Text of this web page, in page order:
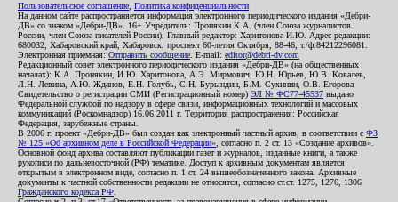
Пользовательское соглашение Политика конфиденциальности
На данном сайте распространяется информация электронного периодического издания «Дебри-
ДВ» со знаком «Дебри-ДВ». 16+ Учредитель: Пронякин К.А. (член Союза журналистов
России, член Союза писателей России). Главный редактор: Харитонова И.Ю. Адрес редакции:
680032, Хабаровский край, Хабаровск, проспект 60-летия Октября, 88-46, т./ф.84212296081.
Электронная приемная: Отправить сообщение . E-mail: editor@debri-dv.com
Редакционный совет электронного периодического издания «Дебри-ДВ» (на общественных
началах): К.А. Пронякин, И.Ю. Харитонова, А.Э. Мирмович, Ю.Н. Юрьев, Ю.В. Ковалев,
Л.Н. Левина, А.Ю. Жданов, Е.Н. Голубь, С.Н. Бурындин, Б.М. Сухинин, О.В. Егорова
Свидетельство о регистрации СМИ (Регистрационный номер) ЭЛ № ФС77-45537 выдано
Федеральной службой по надзору в сфере связи, информационных технологий и массовых
коммуникаций (Роскомнадзор) 16.06.2011 г. Территория распространения: Российская
Федерация, зарубежные страны.
В 2006 г. проект «Дебри-ДВ» был создан как электронный частный архив, в соответствии с ФЗ
№ 125 «Об архивном деле в Российской Федерации» , согласно п. 2 ст. 13 «Создание архивов».
Основной фонд архива составляют публикации газет и журналов, изданные книги, а также
рукописи по дальневосточной (РФ) тематике. Доступ к архивным документам является
открытым в электронном виде, согласно п. 1 ст. 24 вышеобозначенного закона. Архивные
документы к частной собственности редакции не относятся, согласно ст.ст. 1275, 1276, 1306
Гражданского кодекса РФ